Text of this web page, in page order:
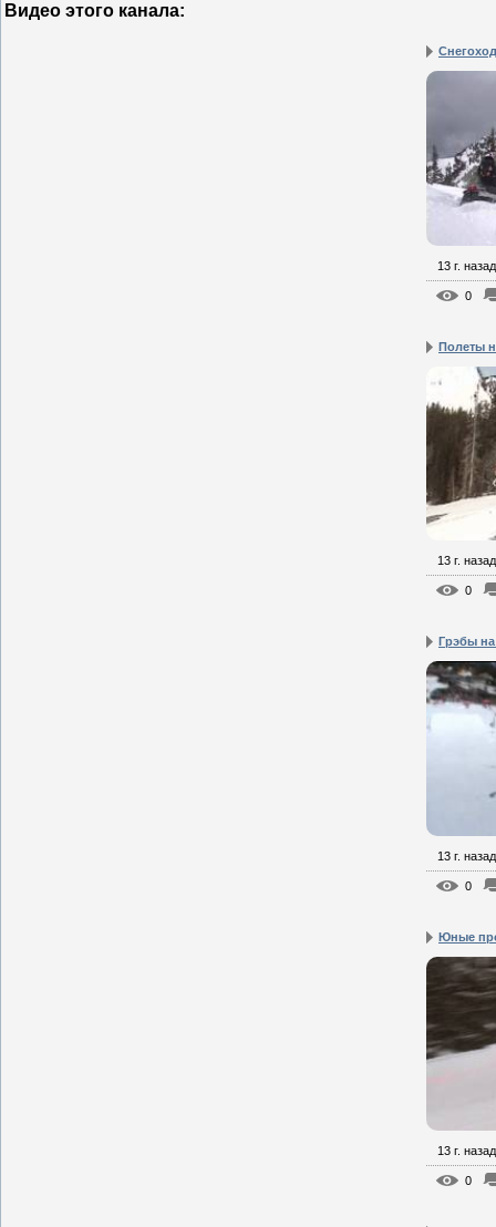
Видео этого канала:
13 г. назад
0
Полеты
13 г. назад
0
Грэбы
13 г. назад
0
Юные
13 г. назад
0